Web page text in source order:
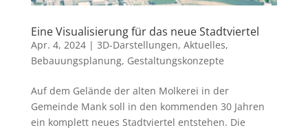
Eine Visualisierung für das neue Stadtviertel
Apr. 4, 2024| 3D-Darstellungen, Aktuelles,
Bebauungsplanung, Gestaltungskonzepte
Auf dem Gelände der alten Molkerei in der
Gemeinde Mank soll in den kommenden 30 Jahren
ein komplett neues Stadtviertel entstehen. Die